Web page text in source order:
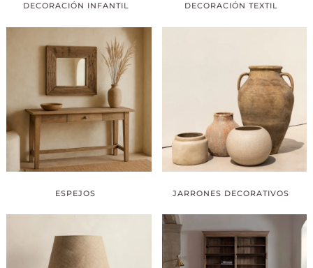
DECORACIÓN INFANTIL DECORACIÓN TEXTIL
ESPEJOS JARRONES DECORATIVOS